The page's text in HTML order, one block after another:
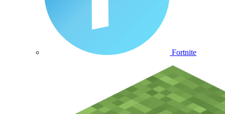
Fortnite